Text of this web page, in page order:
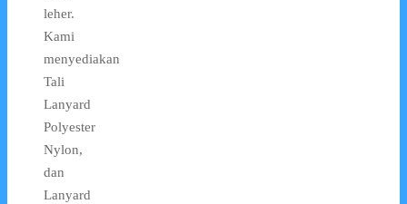
leher.
Kami
menyediakan
Tali
Lanyard
Polyester
Nylon,
dan
Lanyard